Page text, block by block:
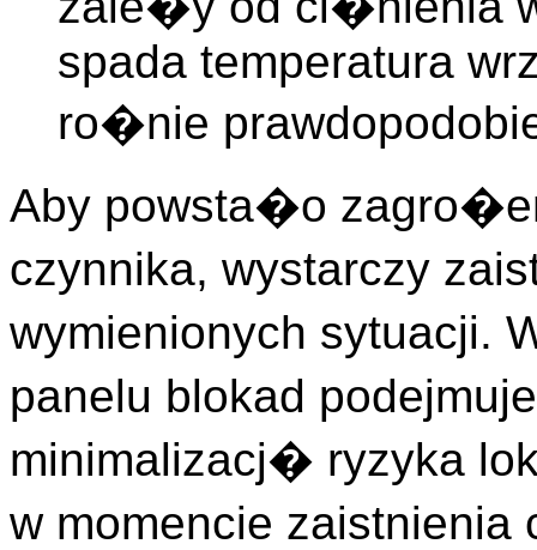
spada temperatura
ro�nie
Aby powsta�o
czynnika, wystarczy
wymienionych sytuacji.
panelu blokad
minimalizacj� ryzyka
w momencie